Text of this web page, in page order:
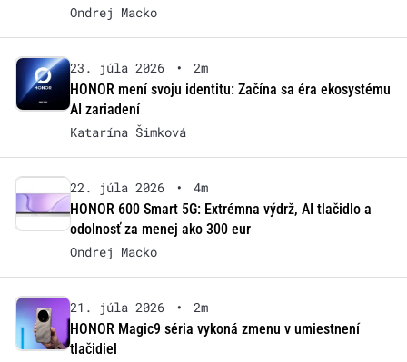
Ondrej Macko
23. júla 2026 •
2m
HONOR mení svoju identitu: Začína sa éra ekosystému
AI zariadení
Katarína Šimková
22. júla 2026 •
4m
HONOR 600 Smart 5G: Extrémna výdrž, AI tlačidlo a
odolnosť za menej ako 300 eur
Ondrej Macko
21. júla 2026 •
2m
HONOR Magic9 séria vykoná zmenu v umiestnení
tlačidiel